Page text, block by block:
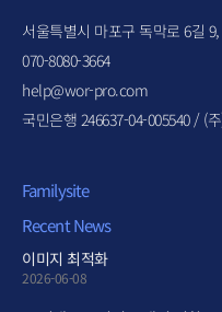
서울특별시 마포구 독막로 6길
070-8080-3664
help@wor-pro.com
국민은행 246637-04-005540 / (
Familysite
Recent News
이미지 최적화
2026-06-08